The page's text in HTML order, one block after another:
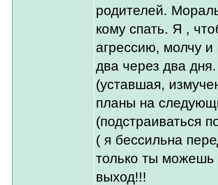
родителей.
кому спать. Я ,
агрессию, молчу
два через два
(уставшая,
планы на
(подстраиваться
( я бессильна
только ты можешь
выход!!!